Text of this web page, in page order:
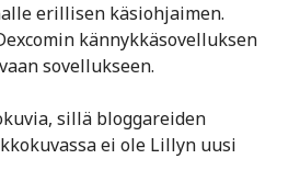
erillisen käsiohjaimen.
kännykkäsovelluksen
sovellukseen.
sillä bloggareiden
ei ole Lillyn uusi